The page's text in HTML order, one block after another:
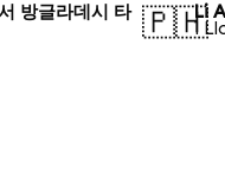
방글라데시 타 🇵🇭
Li
1